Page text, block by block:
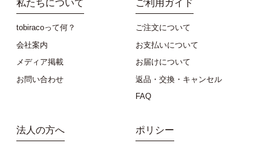
私たちについて
tobiracoって何？
会社案内
メディア掲載
お問い合わせ
ご利用ガイド
ご注文について
お支払いについて
お届けについて
返品・交換・キャンセル
FAQ
法人の方へ ポリシー